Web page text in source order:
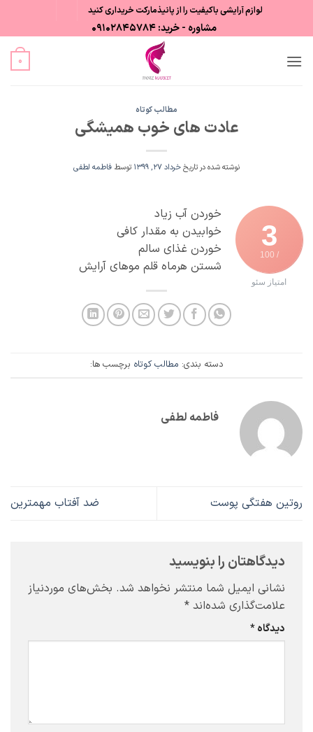
لوازم آرایشی باکیفیت را از پانیذمارکت خریداری کنید
مشاوره - خرید: 09102845784
0
مطالب کوتاه
عادت های خوب همیشگی
نوشته شده در تاریخخرداد 27, 1399 توسط فاطمه لطفی
3
/ 100
امتیاز سئو
خوردن آب زیاد
خوابیدن به مقدار کافی
خوردن غذای سالم
شستن هرماه قلم موهای آرایش
دسته بندی: مطالب کوتاه برچسب ها:
فاطمه لطفی
روتین هفتگی پوست ضد آفتاب مهمترین
دیدگاهتان را بنویسید
نشانی ایمیل شما منتشر نخواهد شد. بخش‌های موردنیاز
علامت‌گذاری شده‌اند *
دیدگاه*